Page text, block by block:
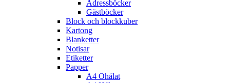
Adressböcker
Gästböcker
Block och blockkuber
Kartong
Blanketter
Notisar
Etiketter
Papper
A4 Ohålat